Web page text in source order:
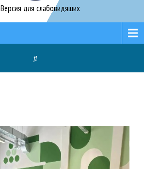
Версия для слабовидящих